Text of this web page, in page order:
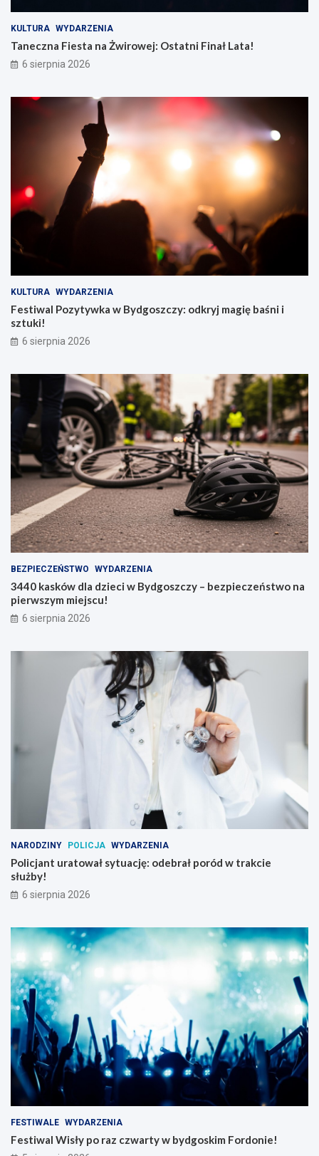
KULTURA WYDARZENIA
Taneczna Fiesta na Żwirowej: Ostatni Finał Lata!
6 sierpnia 2026
KULTURA WYDARZENIA
Festiwal Pozytywka w Bydgoszczy: odkryj magię baśni i
sztuki!
6 sierpnia 2026
BEZPIECZEŃSTWO WYDARZENIA
3440 kasków dla dzieci w Bydgoszczy – bezpieczeństwo na
pierwszym miejscu!
6 sierpnia 2026
NARODZINY POLICJA WYDARZENIA
Policjant uratował sytuację: odebrał poród w trakcie
służby!
6 sierpnia 2026
FESTIWALE WYDARZENIA
Festiwal Wisły po raz czwarty w bydgoskim Fordonie!